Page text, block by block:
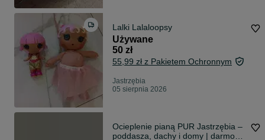
Lalki Lalaloopsy
Używane
50 zł
55,99 zł z Pakietem Ochronnym
Jastrzębia
05 sierpnia 2026
Ocieplenie pianą PUR Jastrzębia –
poddasza, dachy i domy | darmowe